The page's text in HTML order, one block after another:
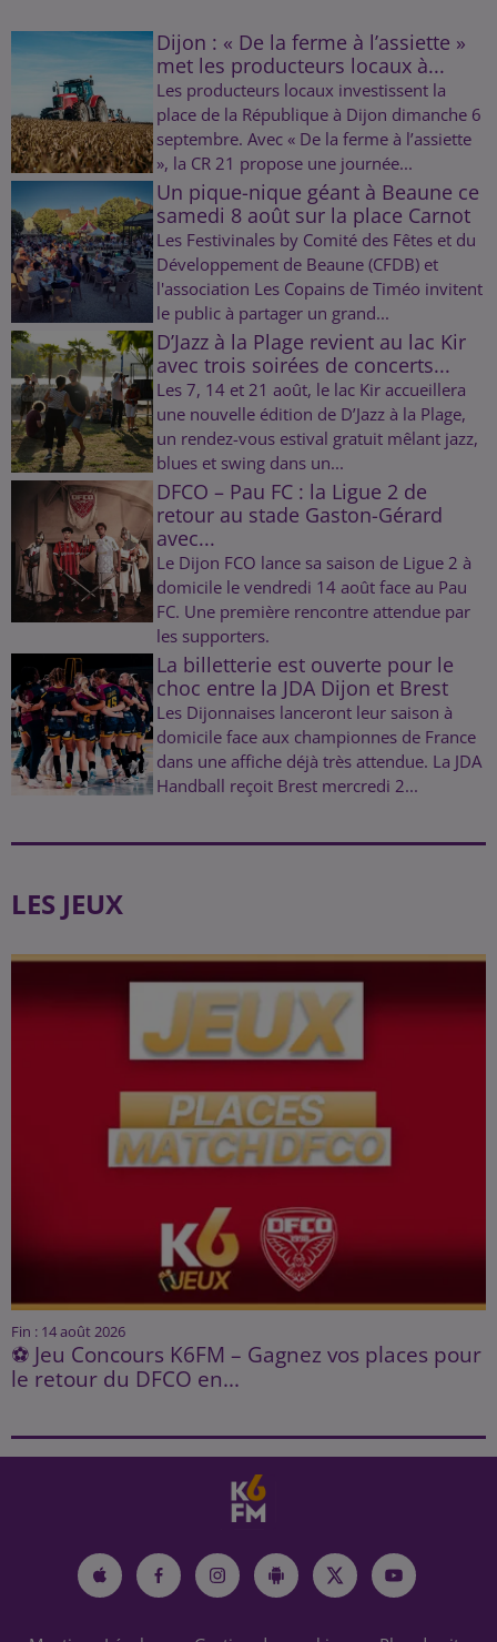
Dijon : « De la ferme à l’assiette »
met les producteurs locaux à...
Les producteurs locaux investissent la
place de la République à Dijon dimanche 6
septembre. Avec « De la ferme à l’assiette
», la CR 21 propose une journée...
Un pique-nique géant à Beaune ce
samedi 8 août sur la place Carnot
Les Festivinales by Comité des Fêtes et du
Développement de Beaune (CFDB) et
l'association Les Copains de Timéo invitent
le public à partager un grand...
D’Jazz à la Plage revient au lac Kir
avec trois soirées de concerts...
Les 7, 14 et 21 août, le lac Kir accueillera
une nouvelle édition de D’Jazz à la Plage,
un rendez-vous estival gratuit mêlant jazz,
blues et swing dans un...
DFCO – Pau FC : la Ligue 2 de
retour au stade Gaston-Gérard
avec...
Le Dijon FCO lance sa saison de Ligue 2 à
domicile le vendredi 14 août face au Pau
FC. Une première rencontre attendue par
les supporters.
La billetterie est ouverte pour le
choc entre la JDA Dijon et Brest
Les Dijonnaises lanceront leur saison à
domicile face aux championnes de France
dans une affiche déjà très attendue. La JDA
Handball reçoit Brest mercredi 2...
LES JEUX
Fin : 14 août 2026
⚽ Jeu Concours K6FM – Gagnez vos places pour
le retour du DFCO en...